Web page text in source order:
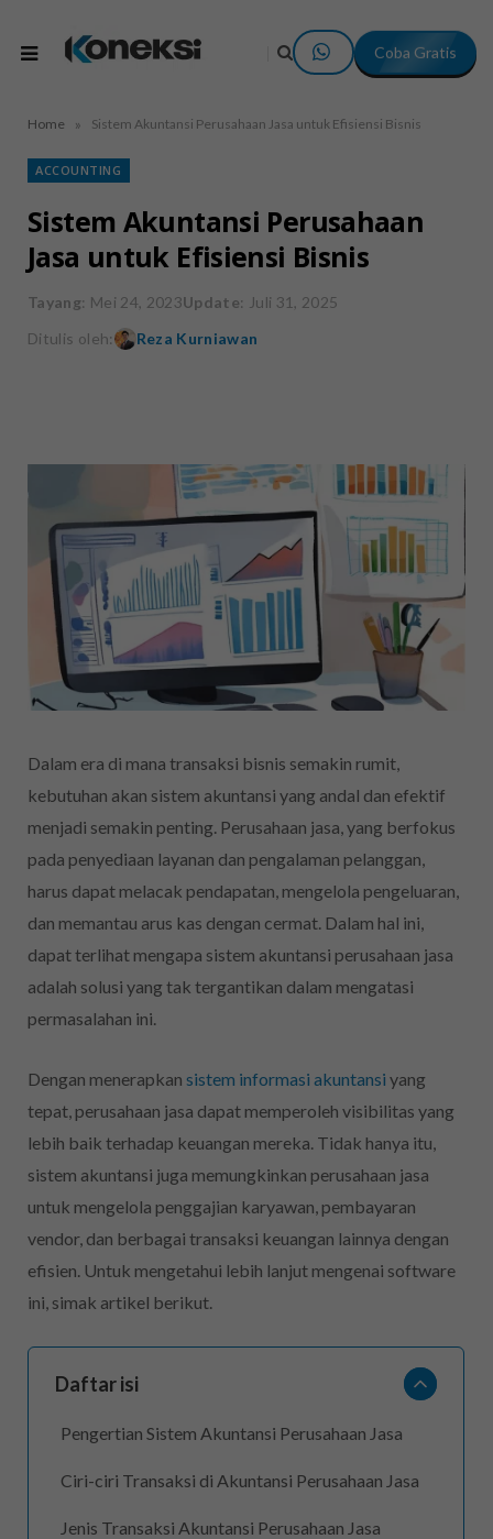
Coba Gratis
Home » Sistem Akuntansi Perusahaan Jasa untuk Efisiensi Bisnis
ACCOUNTING
Sistem Akuntansi Perusahaan
Jasa untuk Efisiensi Bisnis
Tayang: Mei 24, 2023Update: Juli 31, 2025
Ditulis oleh:
Reza Kurniawan
Dalam era di mana transaksi bisnis semakin rumit,
kebutuhan akan sistem akuntansi yang andal dan efektif
menjadi semakin penting. Perusahaan jasa, yang berfokus
pada penyediaan layanan dan pengalaman pelanggan,
harus dapat melacak pendapatan, mengelola pengeluaran,
dan memantau arus kas dengan cermat. Dalam hal ini,
dapat terlihat mengapa sistem akuntansi perusahaan jasa
adalah solusi yang tak tergantikan dalam mengatasi
permasalahan ini.
Dengan menerapkan sistem informasi akuntansi yang
tepat, perusahaan jasa dapat memperoleh visibilitas yang
lebih baik terhadap keuangan mereka. Tidak hanya itu,
sistem akuntansi juga memungkinkan perusahaan jasa
untuk mengelola penggajian karyawan, pembayaran
vendor, dan berbagai transaksi keuangan lainnya dengan
efisien. Untuk mengetahui lebih lanjut mengenai software
ini, simak artikel berikut.
Daftar isi
Pengertian Sistem Akuntansi Perusahaan Jasa
Ciri-ciri Transaksi di Akuntansi Perusahaan Jasa
Jenis Transaksi Akuntansi Perusahaan Jasa